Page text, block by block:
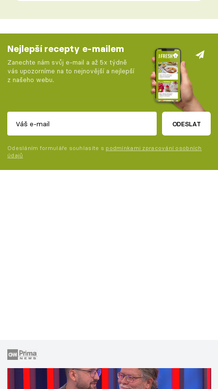
Nejlepší recepty e-mailem
Zanechte nám svůj e-mail a až 5x týdně
vás upozorníme na to nejnovější a nejlepší
z našeho webu.
ODESLAT
Odesláním formuláře souhlasíte s podmínkami zpracování osobních
údajů